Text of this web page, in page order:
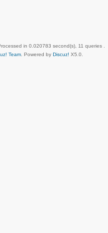
in 0.020783 second(s), 11 queries .
Team . Powered by Discuz! X5.0